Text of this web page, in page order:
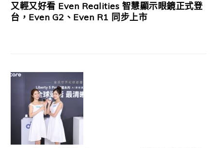
又輕又好看 Even Realities 智慧顯示眼鏡正式登
台，Even G2、Even R1 同步上市